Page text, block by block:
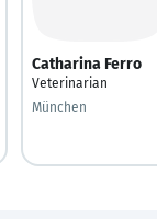
Catharina Ferro
Veterinarian
München